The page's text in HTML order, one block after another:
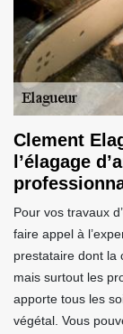
Clement
l’élagage
Pour vos travaux
faire appel à
prestataire dont la
mais surtout les
apporte tous les
végétal. Vous